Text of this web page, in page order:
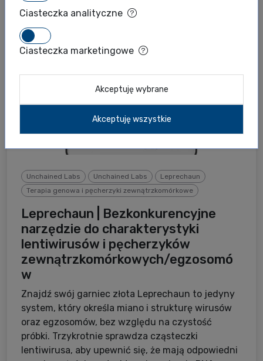
Unchained Labs Unchained Labs
Leprechaun
Terapia genowa i pęcherzyki zewnątrzkomórkowe
Leprechaun | Bezkonkurencyjne
narzędzie do charakterystyki
lentiwirusów i pęcherzyków
zewnątrzkomórkowych/egzosomó
w
Znajdź swój garniec złota Leprechaun to jedyny
system, który określa miano i strukturę wirusów
oraz egzosomów, bez względu na czystość
próbki. Trzykrotnie sprawdza cząsteczki
lentiwirusa, aby upewnić się, że mają odpowiedni
Ciasteczka analityczne
Ciasteczka marketingowe
Akceptuję wybrane
Akceptuję wszystkie